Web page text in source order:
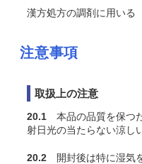
漢方処方の調剤に用いる
注意事項
取扱上の注意
20.1 本品の品質を保つ
射日光の当たらない涼し
20.2 開封後は特に湿気